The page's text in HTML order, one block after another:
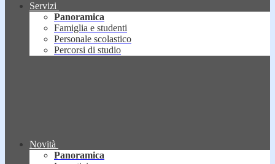
Servizi
Panoramica
Famiglia e studenti
Personale scolastico
Percorsi di studio
Novità
Panoramica